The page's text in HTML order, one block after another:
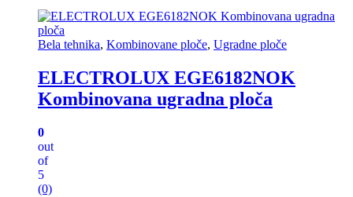
Bela tehnika, Kombinovane ploče, Ugradne ploče
ELECTROLUX EGE6182NOK
Kombinovana ugradna ploča
0
out
of
5
(0)